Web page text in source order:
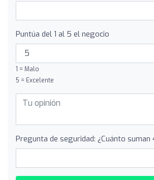
Puntúa del 1 al 5 el negocio
1 = Malo
5 = Excelente
Pregunta de seguridad: ¿Cuánto suman